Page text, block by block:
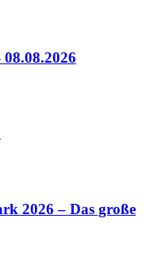
2026 – Das große